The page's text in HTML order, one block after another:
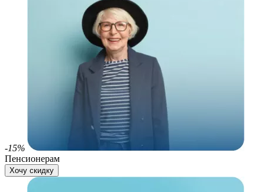
-15%
Пенсионерам
Хочу скидку